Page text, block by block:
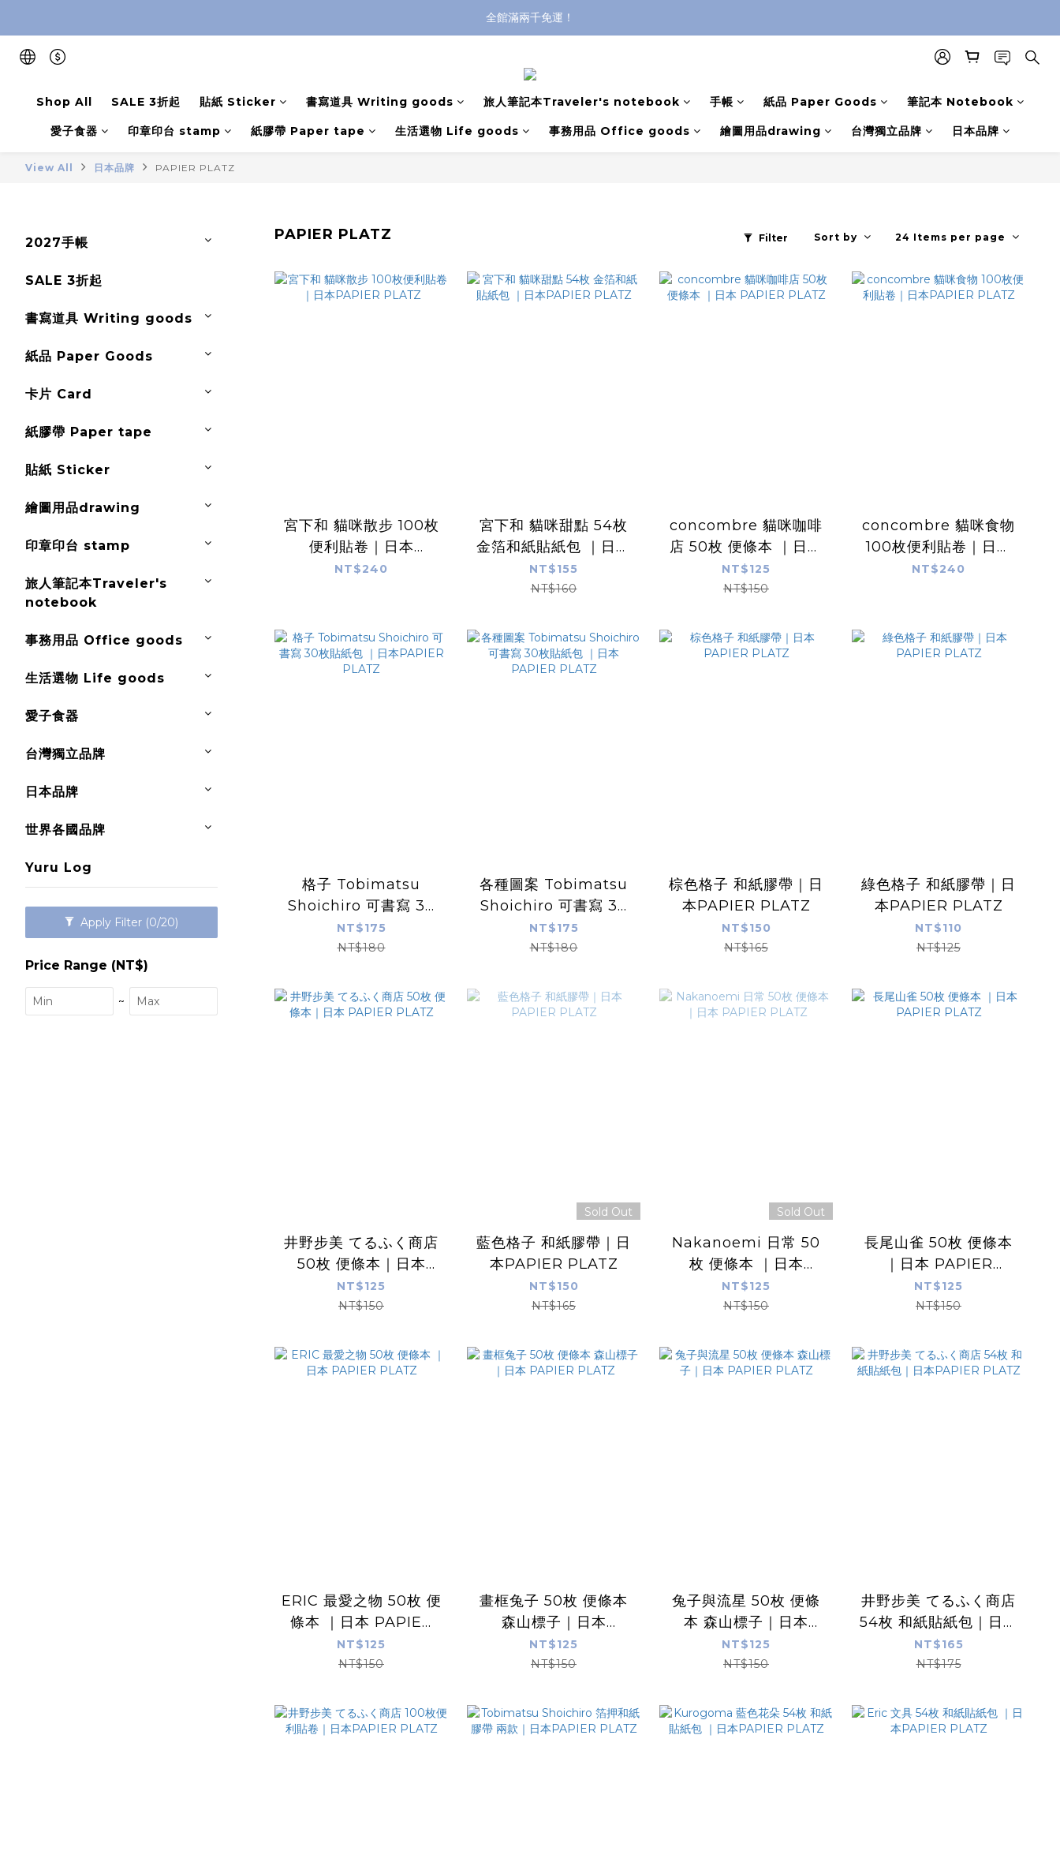
全館滿兩千免運！
全館滿兩千免運！
Shop All
SALE 3折起 貼紙 Sticker 書寫道具 Writing goods 旅人筆記本Traveler's notebook 手帳 紙品 Paper Goods 筆記本 Notebook
愛子食器 印章印台 stamp 紙膠帶 Paper tape 生活選物 Life goods 事務用品 Office goods 繪圖用品drawing 台灣獨立品牌 日本品牌
View All 日本品牌 PAPIER PLATZ
2027手帳
SALE 3折起
書寫道具 Writing goods
紙品 Paper Goods
卡片 Card
紙膠帶 Paper tape
貼紙 Sticker
繪圖用品drawing
印章印台 stamp
旅人筆記本Traveler's
notebook
事務用品 Office goods
生活選物 Life goods
愛子食器
台灣獨立品牌
日本品牌
世界各國品牌
Yuru Log
Apply Filter (0/20)
Price Range (NT$)
~
PAPIER PLATZ Filter Sort by 24 Items per page
宮下和 貓咪散步 100枚
便利貼卷｜日本
PAPIER PLATZ
NT$240
宮下和 貓咪甜點 54枚
金箔和紙貼紙包 ｜日本
PAPIER PLATZ
NT$155
NT$160
concombre 貓咪咖啡
店 50枚 便條本 ｜日本
PAPIER PLATZ
NT$125
NT$150
concombre 貓咪食物
100枚便利貼卷｜日本
PAPIER PLATZ
NT$240
格子 Tobimatsu
Shoichiro 可書寫 30
枚貼紙包 ｜日本
PAPIER PLATZ
NT$175
NT$180
各種圖案 Tobimatsu
Shoichiro 可書寫 30
枚貼紙包 ｜日本
PAPIER PLATZ
NT$175
NT$180
棕色格子 和紙膠帶｜日
本PAPIER PLATZ
NT$150
NT$165
綠色格子 和紙膠帶｜日
本PAPIER PLATZ
NT$110
NT$125
井野步美 てるふく商店
50枚 便條本｜日本
PAPIER PLATZ
NT$125
NT$150
Sold Out
藍色格子 和紙膠帶｜日
本PAPIER PLATZ
NT$150
NT$165
Sold Out
Nakanoemi 日常 50
枚 便條本 ｜日本
PAPIER PLATZ
NT$125
NT$150
長尾山雀 50枚 便條本
｜日本 PAPIER
PLATZ
NT$125
NT$150
ERIC 最愛之物 50枚 便
條本 ｜日本 PAPIER
PLATZ
NT$125
NT$150
畫框兔子 50枚 便條本
森山標子｜日本
PAPIER PLATZ
NT$125
NT$150
兔子與流星 50枚 便條
本 森山標子｜日本
PAPIER PLATZ
NT$125
NT$150
井野步美 てるふく商店
54枚 和紙貼紙包｜日本
PAPIER PLATZ
NT$165
NT$175